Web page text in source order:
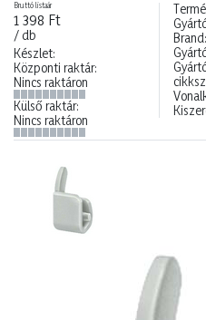
Bruttó listaár
1 398 Ft
/ db
Készlet:
Központi raktár:
Nincs raktáron
Külső raktár:
Nincs raktáron
Brand: